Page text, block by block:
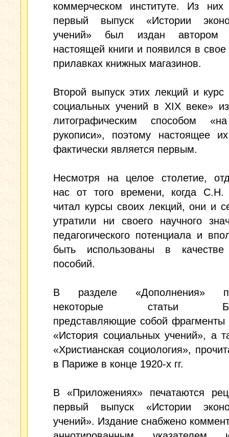
коммерческом институте. Из
первый выпуск «Истории
учений» был издан
настоящей книги и появился в
прилавках книжных магазинов.
Второй выпуск этих лекций и курс
социальных учений в XIX веке»
литографическим способом
рукописи», поэтому настоящее
фактически является первым.
Несмотря на целое столетие,
нас от того времени, когда С.Н.
читал курсы своих лекций, они и
утратили ни своего научного
педагогического потенциала и
быть использованы в качестве
пособий.
В разделе «Дополнения»
некоторые статьи
представляющие собой фрагменты
«История социальных учений», а
«Христианская социология»,
в Париже в конце 1920-х гг.
В «Приложениях» печатаются
первый выпуск «Истории
учений». Издание снабжено